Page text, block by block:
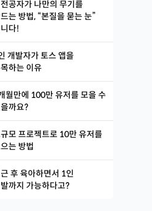
공자가 나만의 무기를
는 방법, “본질을 묻는 눈”
다!
개발자가 토스 앱을
하는 이유
월만에 100만 유저를 모을 수
까요?
모 프로젝트로 10만 유저를
는 방법
후 육아하면서 1인
까지 가능하다고?